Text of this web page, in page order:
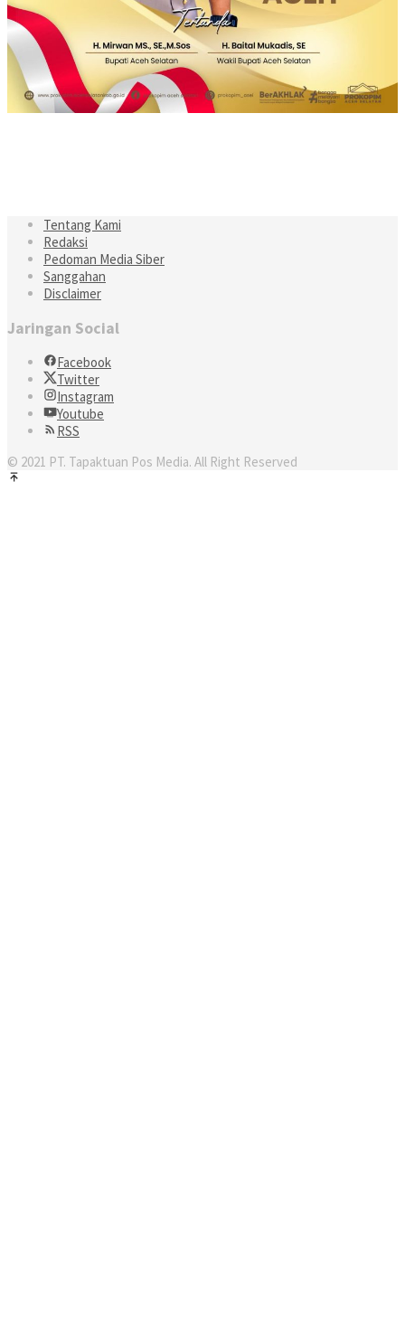
Tentang Kami
Redaksi
Pedoman Media Siber
Sanggahan
Disclaimer
Jaringan Social
Facebook
Twitter
Instagram
Youtube
RSS
© 2021 PT. Tapaktuan Pos Media. All Right Reserved